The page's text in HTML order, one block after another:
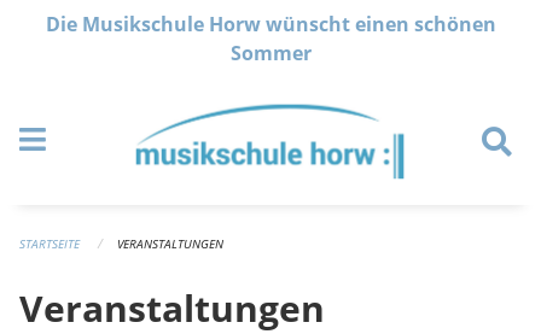
Navigation überspringen
Die Musikschule Horw wünscht einen schönen
Sommer
STARTSEITE VERANSTALTUNGEN
Veranstaltungen